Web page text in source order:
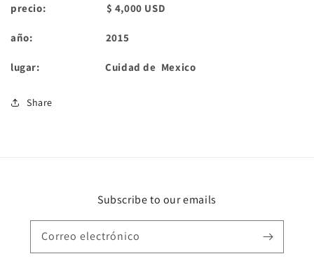
precio: $ 4,000 USD
año: 2015
lugar: Cuidad de Mexico
Share
Subscribe to our emails
Correo electrónico